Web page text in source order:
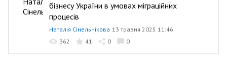
бізнесу України в умовах міграційних
процесів
Наталія Сінельнікова 13 травня 2025 11:46
362
41 0 0